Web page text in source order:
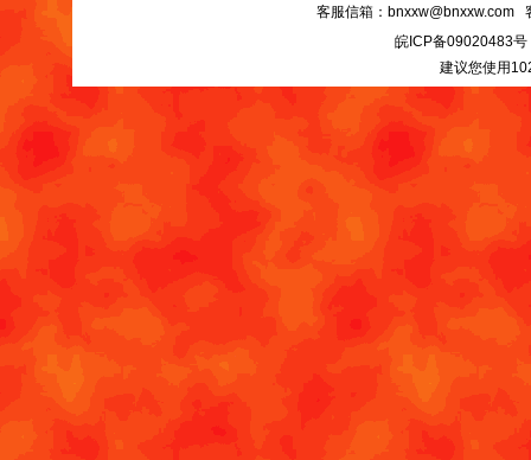
客服信箱：bnxxw@bnxxw.com
皖ICP备09020483号
建议您使用